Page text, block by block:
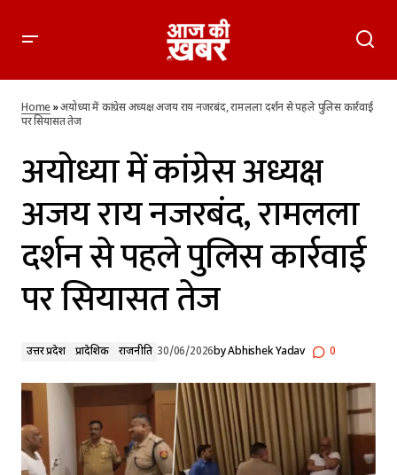
पुलिस कार्रवाई पर सियासत तेज
Home»अयोध्या में कांग्रेस अध्यक्ष अजय राय नजरबंद, रामलला दर्शन से पहले पुलिस कार्रवाई
पर सियासत तेज
अयोध्या में कांग्रेस अध्यक्ष
अजय राय नजरबंद, रामलला
दर्शन से पहले पुलिस कार्रवाई
पर सियासत तेज
उत्तर प्रदेश प्रादेशिक राजनीति 30/06/2026byAbhishek Yadav 0